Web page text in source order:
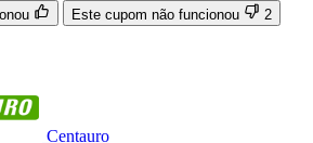
Este cupom não funcionou 2
Centauro